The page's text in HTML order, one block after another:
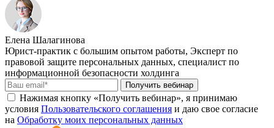
Елена Шалагинова
Юрист-практик с большим опытом работы, Эксперт по
правовой защите персональных данных, специалист по
информационной безопасности холдинга
Получить вебинар
Нажимая кнопку «Получить вебинар», я принимаю
условия Пользовательского соглашения и даю свое согласие
на Обработку моих персональных данных